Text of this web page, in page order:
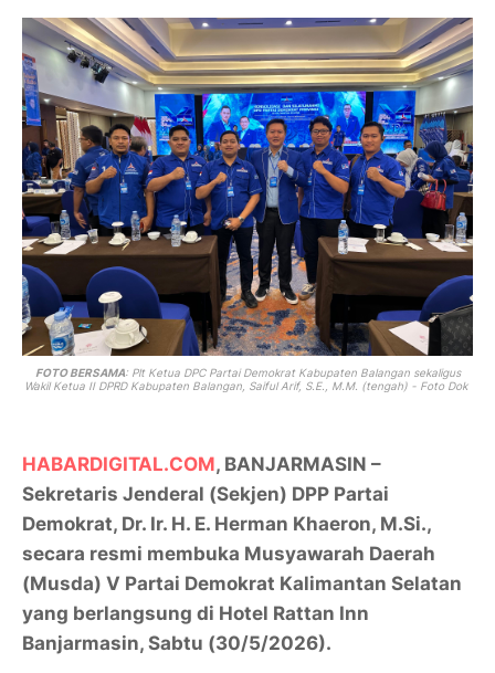
FOTO BERSAMA: Plt Ketua DPC Partai Demokrat Kabupaten Balangan sekaligus
Wakil Ketua II DPRD Kabupaten Balangan, Saiful Arif, S.E., M.M. (tengah) - Foto Dok
HABARDIGITAL.COM, BANJARMASIN –
Sekretaris Jenderal (Sekjen) DPP Partai
Demokrat, Dr. Ir. H. E. Herman Khaeron, M.Si.,
secara resmi membuka Musyawarah Daerah
(Musda) V Partai Demokrat Kalimantan Selatan
yang berlangsung di Hotel Rattan Inn
Banjarmasin, Sabtu (30/5/2026).